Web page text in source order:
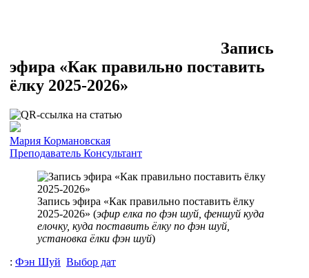
Запись
эфира «Как правильно поставить
ёлку 2025-2026»
Мария Кормановская
Преподаватель Консультант
Запись эфира «Как правильно поставить ёлку
2025-2026» (эфир елка по фэн шуй, феншуй куда
елочку, куда поставить ёлку по фэн шуй,
установка ёлки фэн шуй)
: Фэн Шуй Выбор дат